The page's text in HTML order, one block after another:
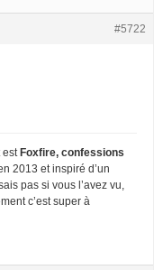
#5722
est Foxfire, confessions
2013 et inspiré d’un
pas si vous l’avez vu,
c’est super à